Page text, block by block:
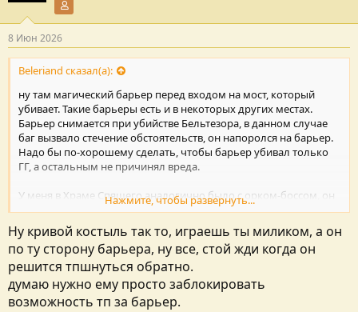
8 Июн 2026
Beleriand сказал(а):
ну там магический барьер перед входом на мост, который
убивает. Такие барьеры есть и в некоторых других местах.
Барьер снимается при убийстве Бельтезора, в данном случае
баг вызвало стечение обстоятельств, он напоролся на барьер.
Надо бы по-хорошему сделать, чтобы барьер убивал только
ГГ, а остальным не причинял вреда.
У меня в Храме Спящего аналогично было с орком-боссом, он
напоролся на барьер закрывающий путь вниз.
Нажмите, чтобы развернуть...
Ну кривой костыль так то, играешь ты миликом, а он
по ту сторону барьера, ну все, стой жди когда он
решится тпшнуться обратно.
думаю нужно ему просто заблокировать
возможность тп за барьер.